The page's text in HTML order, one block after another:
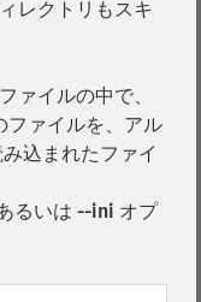
レクトリもスキ
ァイルの中で、
ファイルを、アル
込まれたファイ
るいは --ini オプ